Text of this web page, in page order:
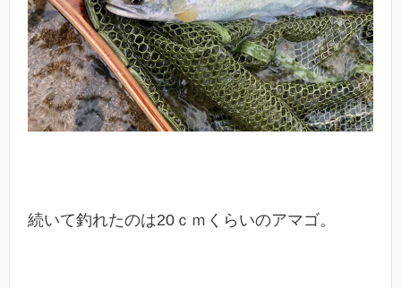
続いて釣れたのは20ｃｍくらいのアマゴ。